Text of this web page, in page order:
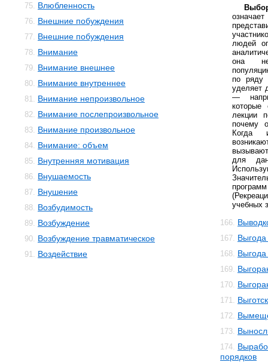
75. Влюбленность
76. Внешние побуждения
77. Внешние побуждения
78. Внимание
79. Внимание внешнее
80. Внимание внутреннее
81. Внимание непроизвольное
82. Внимание послепроизвольное
83. Внимание произвольное
84. Внимание: объем
85. Внутренняя мотивация
86. Внушаемость
87. Внушение
88. Возбудимость
89. Возбуждение
90. Возбуждение травматическое
91. Воздействие
людей
она
по ряду
уделяет
—
которые
лекции
почему
Когда
для
учебных
166.
167. Выгода
168. Выгода
169.
170.
171.
172.
173.
174.
порядков